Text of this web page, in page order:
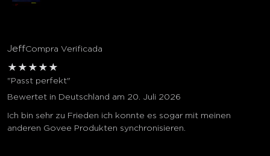
JeffCompra Verificada
★ ★ ★ ★ ★
"Passt perfekt"
Bewertet in Deutschland am 20. Juli 2026
Ich bin sehr zu Frieden ich konnte es sogar mit meinen
anderen Govee Produkten synchronisieren.